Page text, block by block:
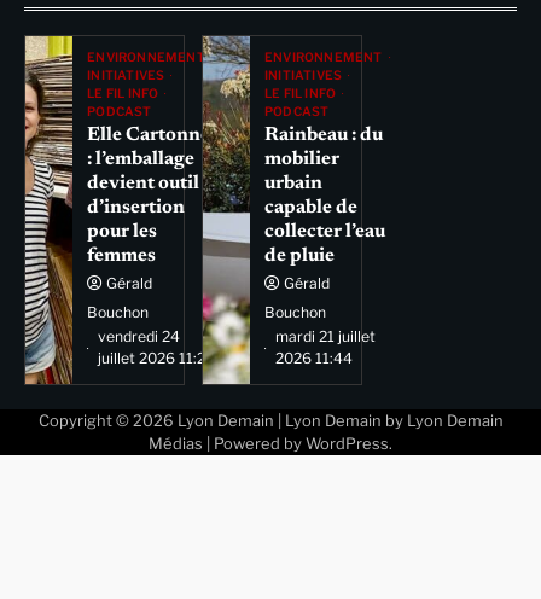
ENVIRONNEMENT
INITIATIVES
LE FIL INFO
PODCAST
Elle Cartonne
: l’emballage
devient outil
d’insertion
pour les
femmes
Gérald
Bouchon
vendredi 24
juillet 2026 11:29
ENVIRONNEMENT
INITIATIVES
LE FIL INFO
PODCAST
Rainbeau : du
mobilier
urbain
capable de
collecter l’eau
de pluie
Gérald
Bouchon
mardi 21 juillet
2026 11:44
Copyright © 2026 Lyon Demain | Lyon Demain by Lyon Demain
Médias | Powered by WordPress.